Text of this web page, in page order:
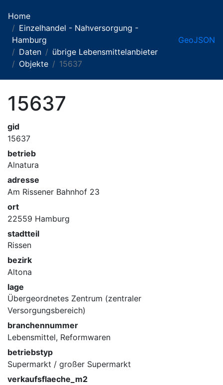
Home
Einzelhandel - Nahversorgung -
Hamburg
Daten
übrige Lebensmittelanbieter
Objekte
15637
GeoJSON
15637
gid
15637
betrieb
Alnatura
adresse
Am Rissener Bahnhof 23
ort
22559 Hamburg
stadtteil
Rissen
bezirk
Altona
lage
Übergeordnetes Zentrum (zentraler
Versorgungsbereich)
branchennummer
Lebensmittel, Reformwaren
betriebstyp
Supermarkt / großer Supermarkt
verkaufsflaeche_m2